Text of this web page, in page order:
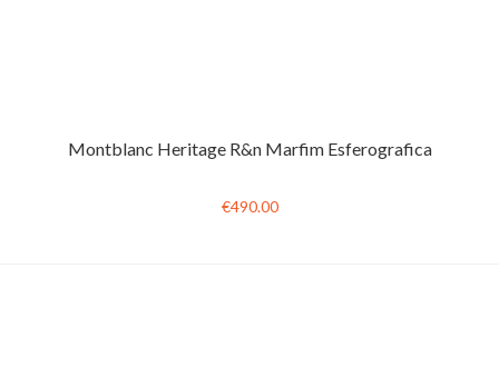
Montblanc Heritage R&n Marfim Esferografica
€490.00